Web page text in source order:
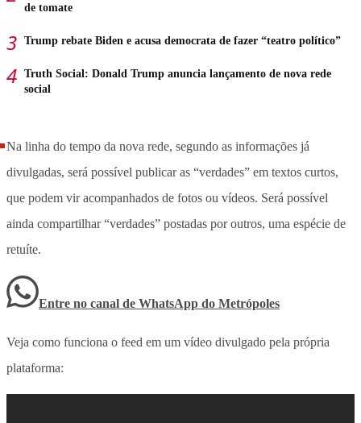
de tomate
Trump rebate Biden e acusa democrata de fazer “teatro político”
Truth Social: Donald Trump anuncia lançamento de nova rede
social
Na linha do tempo da nova rede, segundo as informações já
divulgadas, será possível publicar as “verdades” em textos curtos,
que podem vir acompanhados de fotos ou vídeos. Será possível
ainda compartilhar “verdades” postadas por outros, uma espécie de
retuíte.
Entre no canal de WhatsApp do Metrópoles
Veja como funciona o feed em um vídeo divulgado pela própria
plataforma: